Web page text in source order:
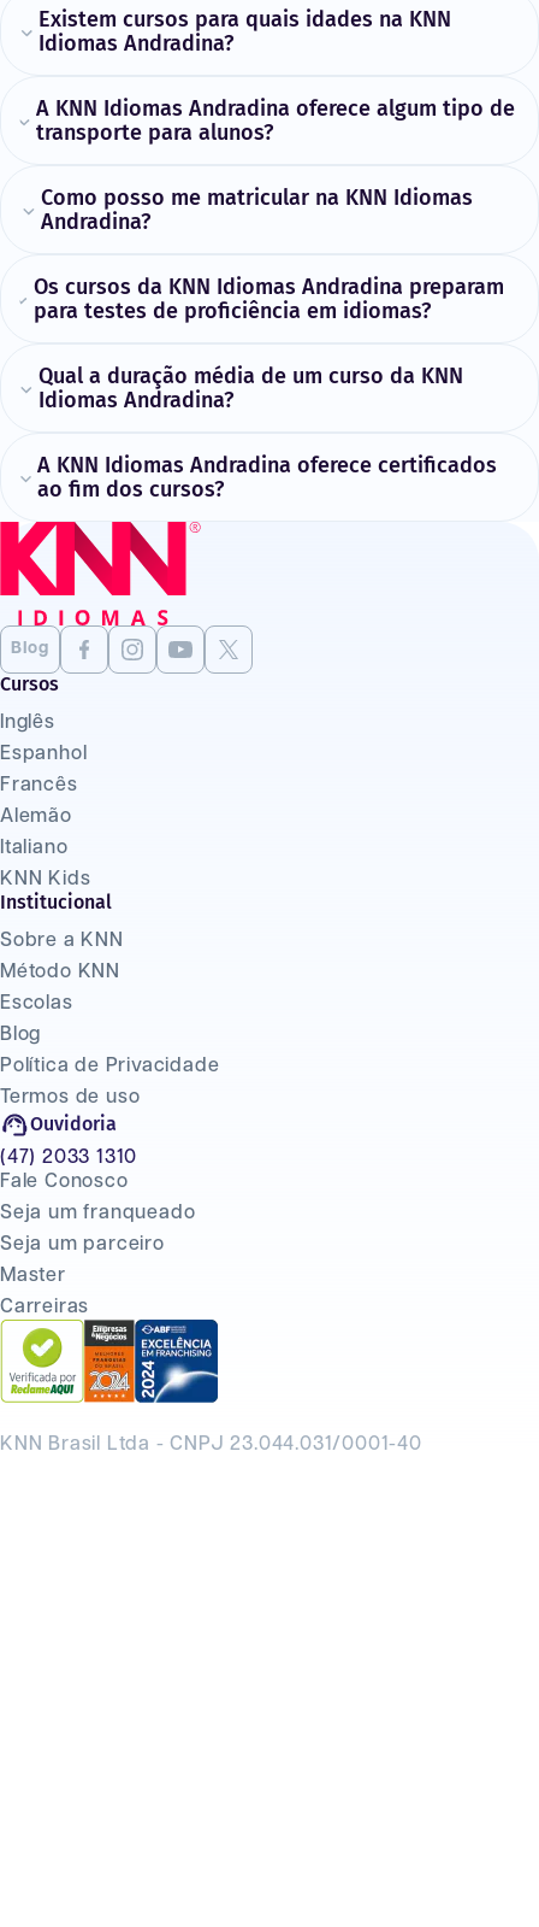
Existem cursos para quais idades na KNN
Idiomas Andradina?
A KNN Idiomas Andradina oferece algum tipo de
transporte para alunos?
Como posso me matricular na KNN Idiomas
Andradina?
Os cursos da KNN Idiomas Andradina preparam
para testes de proficiência em idiomas?
Qual a duração média de um curso da KNN
Idiomas Andradina?
A KNN Idiomas Andradina oferece certificados
ao fim dos cursos?
Blog
KNN Brasil Ltda - CNPJ 23.044.031/0001-40
Cursos
Inglês
Espanhol
Francês
Alemão
Italiano
KNN Kids
Institucional
Sobre a KNN
Método KNN
Escolas
Blog
Política de Privacidade
Termos de uso
Ouvidoria
(47) 2033 1310
Fale Conosco
Seja um franqueado
Seja um parceiro
Master
Carreiras